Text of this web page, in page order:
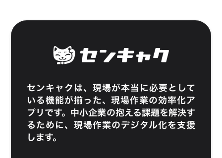
センキャクは、現場が本当に必要として
いる機能が揃った、現場作業の効率化ア
プリです。中小企業の抱える課題を解決す
るために、現場作業のデジタル化を支援
します。